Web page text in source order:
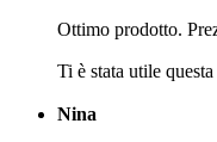
Ottimo prodotto.
Ti è stata utile
Nina